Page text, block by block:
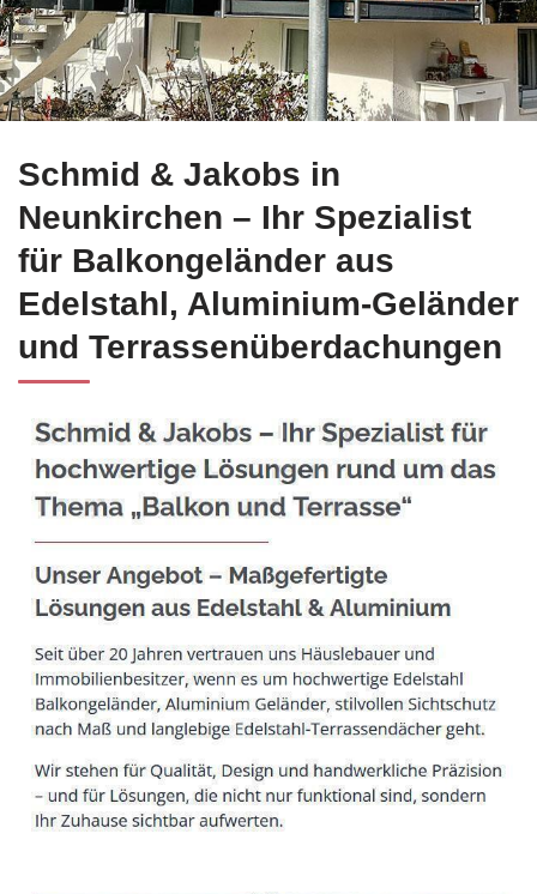
Erhalten Sie Edelstahl Balkongeländer in Neunkirchen bei
Schmid & Jakobs in
Neunkirchen – Ihr Spezialist
für Balkongeländer aus
Edelstahl, Aluminium-Geländer
und Terrassenüberdachungen